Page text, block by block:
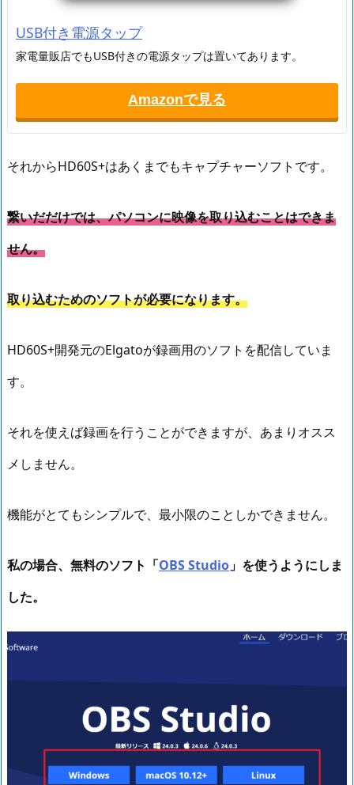
USB付き電源タップ
家電量販店でもUSB付きの電源タップは置いてあります。
Amazonで見る
それからHD60S+はあくまでもキャプチャーソフトです。
繋いだだけでは、パソコンに映像を取り込むことはできま
せん。
取り込むためのソフトが必要になります。
HD60S+開発元のElgatoが録画用のソフトを配信していま
す。
それを使えば録画を行うことができますが、あまりオスス
メしません。
機能がとてもシンプルで、最小限のことしかできません。
私の場合、無料のソフト「OBS Studio 」を使うようにしま
した。